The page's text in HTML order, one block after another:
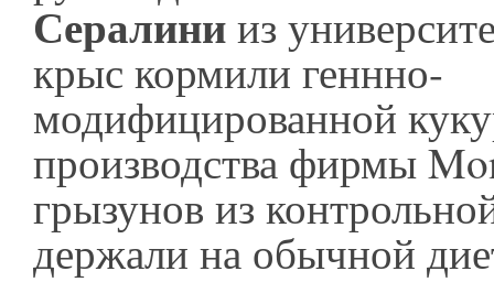
Сералинииз
крыс кормили геннно-
модифицированной
производства фирмы
грызунов из
держали на обычной